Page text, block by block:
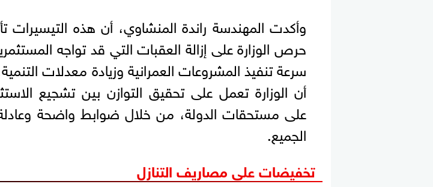
وأكدت المهندسة راندة المنشاوي، أن هذه التيسيرات
حرص الوزارة على إزالة العقبات التي قد تواجه
سرعة تنفيذ المشروعات العمرانية وزيادة معدلات
أن الوزارة تعمل على تحقيق التوازن بين تشجيع
على مستحقات الدولة، من خلال ضوابط واضحة
الجميع.
تخفيضات على مصاريف التنازل